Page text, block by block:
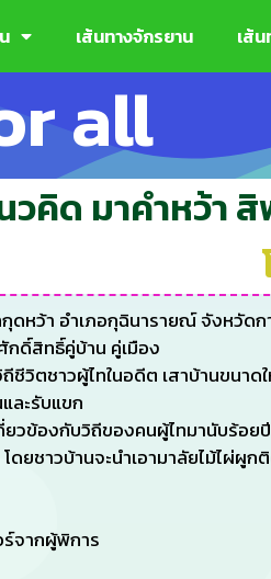
เส้นทางจักรยาน เส้
all
วคิด มาคำหว้า
ดหว้า อำเภอกุฉินารายณ์ จังหวัด
ดิ์สิทธิ์คู่บ้าน คู่เมือง
วิตชาวผู้ไทในอดีต เสาบ้านขนา
ละรับแขก
วข้องกับวิถีของคนผู้ไทมานับร้อย
ยชาวบ้านจะนำเอามาลัยไม้ไผ่ผูก
จากผู้พิการ